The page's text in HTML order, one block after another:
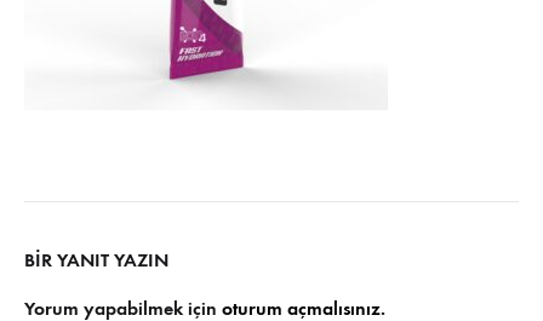
BIR YANIT YAZIN
Yorum yapabilmek için oturum açmalısınız.